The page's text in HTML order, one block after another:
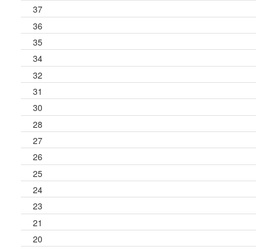
37
36
35
34
32
31
30
28
27
26
25
24
23
21
20